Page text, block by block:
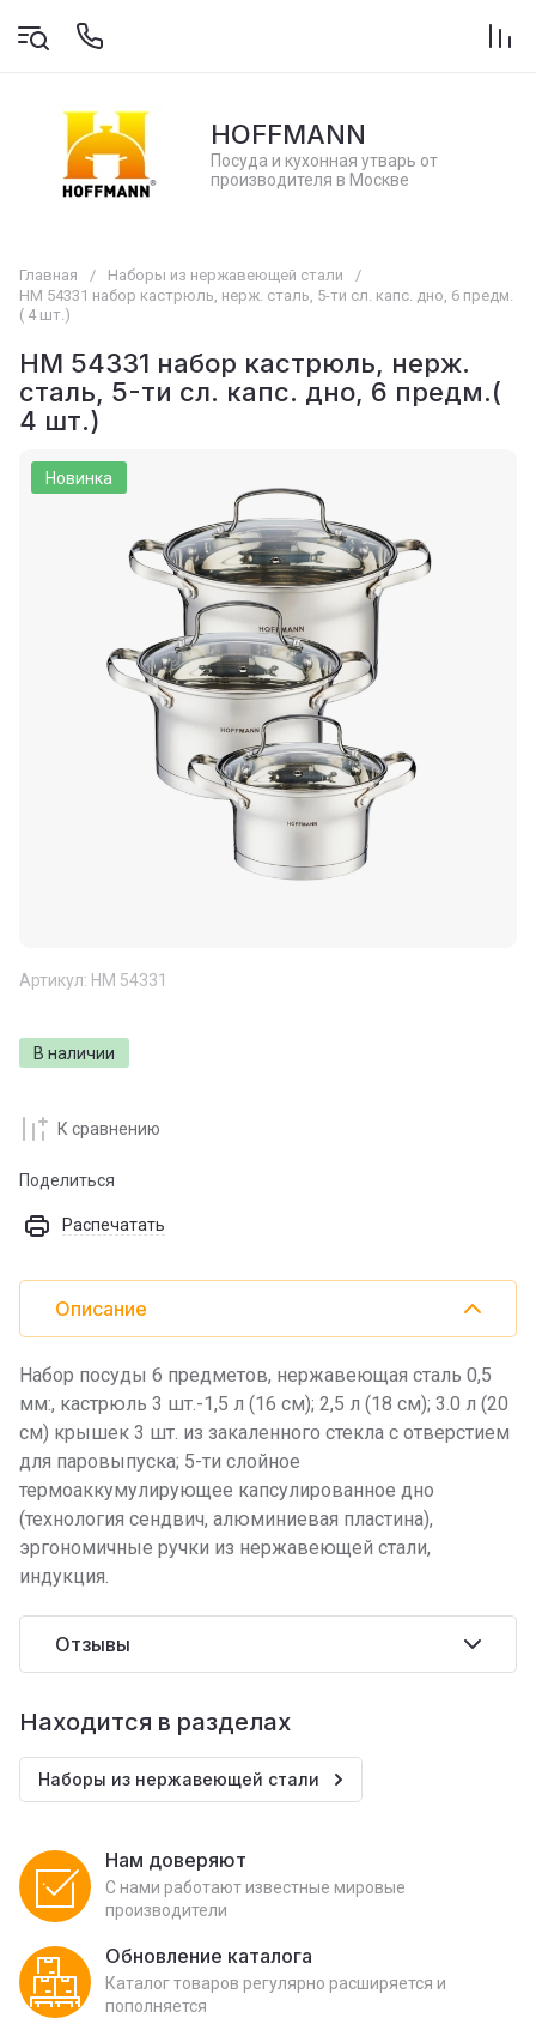
HOFFMANN
Посуда и кухонная утварь от
производителя в Москве
Главная / Наборы из нержавеющей стали
/
НМ 54331 набор кастрюль, нерж. сталь, 5-ти сл. капс. дно, 6 предм.
( 4 шт.)
НМ 54331 набор кастрюль, нерж.
сталь, 5-ти сл. капс. дно, 6 предм.(
4 шт.)
Новинка
Артикул: НМ 54331
В наличии
К сравнению
Поделиться
Распечатать
Описание
Набор посуды 6 предметов, нержавеющая сталь 0,5
мм:, кастрюль 3 шт.-1,5 л (16 см); 2,5 л (18 см); 3.0 л (20
см) крышек 3 шт. из закаленного стекла с отверстием
для паровыпуска; 5-ти слойное
термоаккумулирующее капсулированное дно
(технология сендвич, алюминиевая пластина),
эргономичные ручки из нержавеющей стали,
индукция.
Отзывы
Находится в разделах
Наборы из нержавеющей стали
Нам доверяют
С нами работают известные мировые
производители
Обновление каталога
Каталог товаров регулярно расширяется и
пополняется